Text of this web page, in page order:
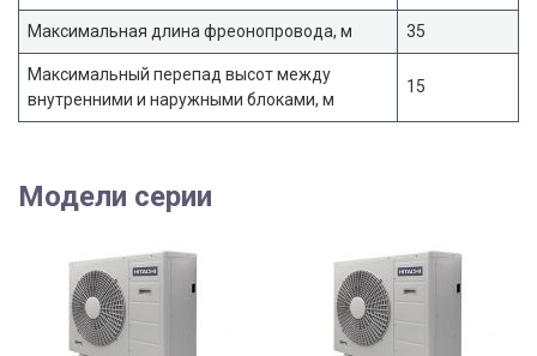
Максимальная длина фреонопровода, м 35
Максимальный перепад высот между
внутренними и наружными блоками, м
15
Модели серии